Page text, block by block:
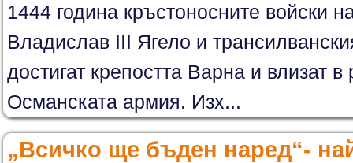
1444 година кръстоносните войски
Владислав III Ягело и
достигат крепостта Варна и влизат
Османската армия. Изх...
„Всичко ще бъден наред“-